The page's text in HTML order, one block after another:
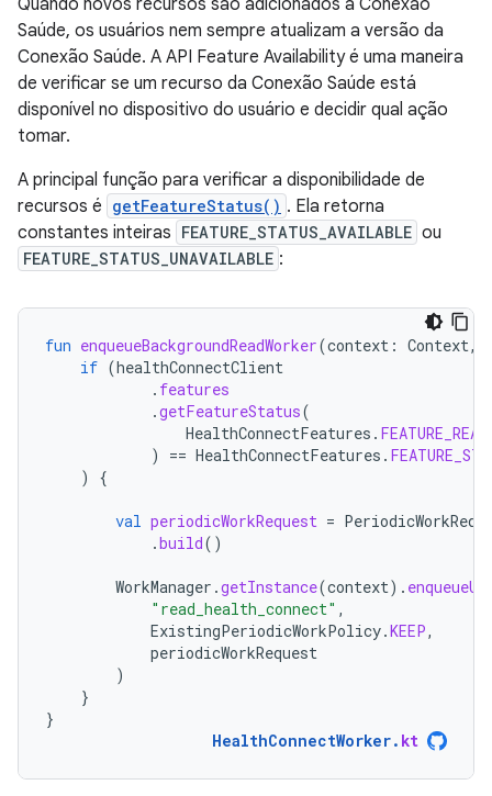
Quando novos recursos são adicionados à Conexão
Saúde, os usuários nem sempre atualizam a versão da
Conexão Saúde. A API Feature Availability é uma maneira
de verificar se um recurso da Conexão Saúde está
disponível no dispositivo do usuário e decidir qual ação
tomar.
A principal função para verificar a disponibilidade de
recursos é getFeatureStatus() . Ela retorna
constantes inteiras FEATURE_STATUS_AVAILABLE ou
FEATURE_STATUS_UNAVAILABLE :
fun enqueueBackgroundReadWorker(context : Context,
if (healthConnectClient
. features
.getFeatureStatus(
HealthConnectFeatures .
)
== HealthConnectFeatures .
)
{
val periodicWorkRequest =
.build()
WorkManager .getInstance(context).
"read_health_connect" ,
ExistingPeriodicWorkPolicy.KEEP,
periodicWorkRequest
)
}
}
HealthConnectWorker. kt